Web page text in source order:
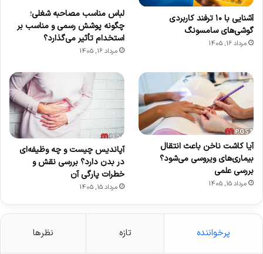
آشنایی با ۱۰ ترفند کاربردی
گوشی‌های سامسونگ
مرداد 16, 1405
لباس مناسب مصاحبه شغلی؛
چگونه پوشش رسمی و مناسب بر
استخدام تأثیر می‌گذارد؟
مرداد 16, 1405
آیا کاشت ناخن باعث انتقال
بیماری‌های ویروسی می‌شود؟
بررسی علمی
مرداد 15, 1405
آپاندیس چیست و چه وظیفه‌ای
در بدن دارد؟ بررسی نقش و
خطرات پارگی آن
مرداد 15, 1405
پرخواننده تازه نظرها